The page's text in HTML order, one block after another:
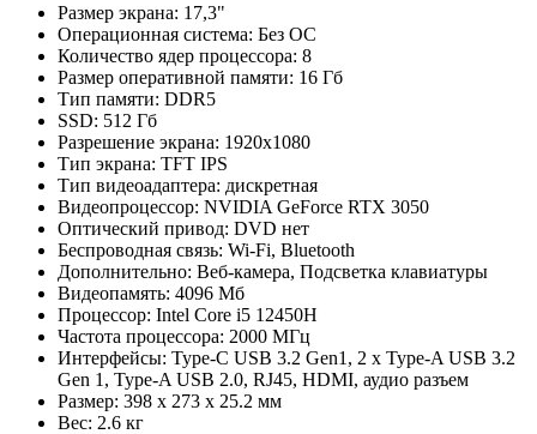
Размер экрана: 17,3"
Операционная система: Без ОС
Количество ядер процессора: 8
Размер оперативной памяти: 16 Гб
Тип памяти: DDR5
SSD: 512 Гб
Разрешение экрана: 1920x1080
Тип экрана: TFT IPS
Тип видеоадаптера: дискретная
Видеопроцессор: NVIDIA GeForce RTX 3050
Оптический привод: DVD нет
Беспроводная связь: Wi-Fi, Bluetooth
Дополнительно: Веб-камера, Подсветка клавиатуры
Видеопамять: 4096 Мб
Процессор: Intel Core i5 12450H
Частота процессора: 2000 МГц
Интерфейсы: Type-C USB 3.2 Gen1, 2 x Type-A USB 3.2
Gen 1, Type-A USB 2.0, RJ45, HDMI, аудио разъем
Размер: 398 x 273 x 25.2 мм
Вес: 2.6 кг